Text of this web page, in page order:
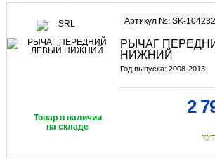
Артикул №: SK-104232
РЫЧАГ
НИЖНИЙ
Год выпуска: 2008-2013
Товар в наличии
на складе
2